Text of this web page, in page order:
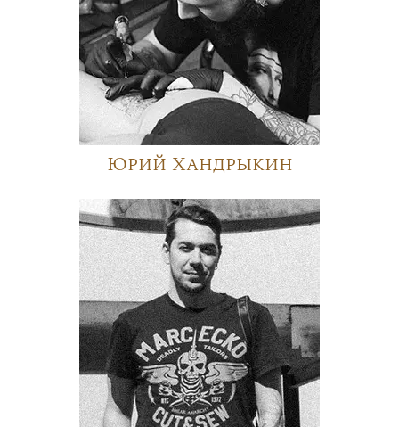
Юрий Хандрыкин